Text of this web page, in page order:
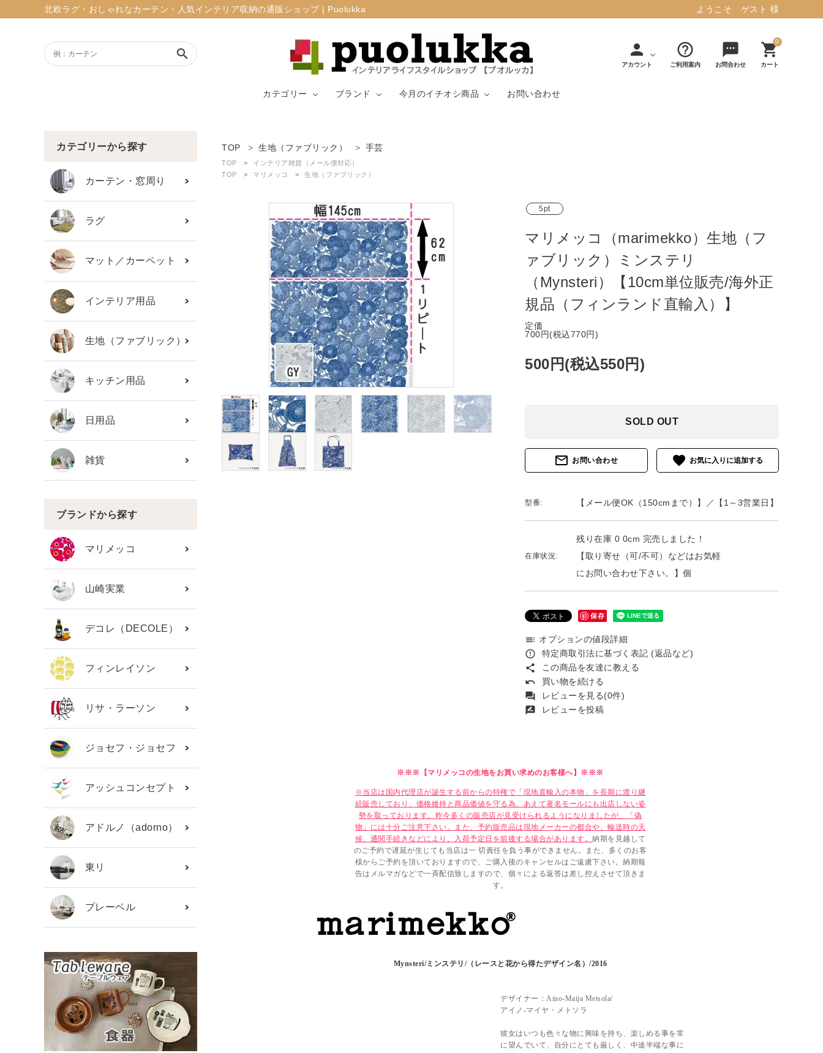
北欧ラグ・おしゃれなカーテン・人気インテリア収納の通販ショップ | Puolukka ようこそ ゲスト 様
search person
アカウント
help_outline
ご利用案内
sms
お問合わせ
0
shopping_cart
カート
カテゴリー
カーテン・窓周
り
ック）
ブランド
ョセフ
今月のイチオシ商品
詳しく見る
お問い合わせ
ようこそ ゲスト 様
ログイン person 新規会員登録
カテゴリーから探す
ブランド
ガイドライン
カテゴリーから探す
カーテン・窓周り
ラグ
マット／カーペット
インテリア用品
生地（ファブリック）
キッチン用品
日用品
雑貨
ブランドから探す
マリメッコ
山崎実業
デコレ（DECOLE）
フィンレイソン
リサ・ラーソン
ジョセフ・ジョセフ
アッシュコンセプト
アドルノ（adorno）
東リ
プレーベル
TOP 生地（ファブリック） 手芸
TOP
インテリア雑貨（メール便対応）
TOP
マリメッコ 生地（ファブリック）
5pt
マリメッコ（marimekko）生地（フ
ァブリック）ミンステリ
（Mynsteri）【10cm単位販売/海外正
規品（フィンランド直輸入）】
定価
700円(税込770円)
500円(税込550円)
SOLD OUT
mail_outline お問い合わせ favorite
型番: 【メール便OK（150cmまで）】／【1～3営業日】
在庫状況:
残り在庫 0 0cm 完売しました！
【取り寄せ（可/不可）などはお気軽
にお問い合わせ下さい。】個
保存
toc オプションの値段詳細
error_outline 特定商取引法に基づく表記 (返品など)
share この商品を友達に教える
undo 買い物を続ける
forum レビューを見る(0件)
rate_review レビューを投稿
※※※【マリメッコの生地をお買い求めのお客様へ】※※※
※当店は国内代理店が誕生する前からの特権で「現地直輸入の本物」を長期に渡り継
続販売しており、価格維持と商品価値を守る為、あえて著名モールにも出店しない姿
勢を取っております。昨今多くの販売店が見受けられるようになりましたが、「偽
物」には十分ご注意下さい。また、予約販売品は現地メーカーの都合や、輸送時の天
候、通関手続きなどにより、入荷予定日を前後する場合があります。 納期を見越して
のご予約で遅延が生じても当店は一 切責任を負う事ができません。また、多くのお客
様からご予約を頂いておりますので、ご購入後のキャンセルはご遠慮下さい。納期報
告はメルマガなどで一斉配信致しますので、個々による返答は差し控えさせて頂きま
す。
Mynsteri/ミンステリ/（レースと花から得たデザイン名）/2016
デザイナー：Aino-Maija Metsola/
アイノ-マイヤ・メトソラ
彼女はいつも色々な物に興味を持ち、楽しめる事を常
に望んでいて、自分にとても厳しく、中途半端な事に